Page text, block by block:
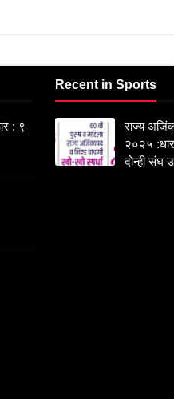
; ९
Recent in Sports
राज्य
२०२५
दोन्ही संघ